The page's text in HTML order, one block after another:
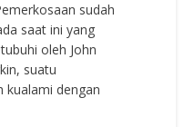
sudah
saat ini yang
oleh John
suatu
kualami dengan